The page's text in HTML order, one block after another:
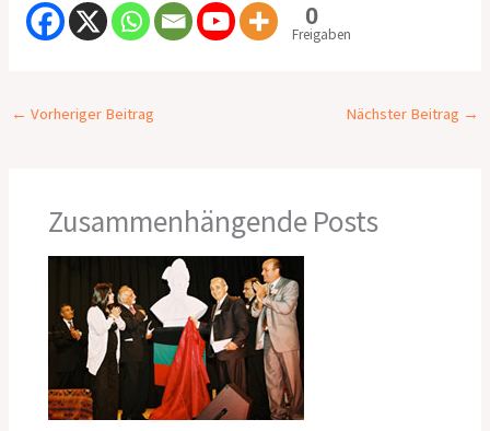
0
Freigaben
← Vorheriger Beitrag Nächster Beitrag →
Zusammenhängende Posts